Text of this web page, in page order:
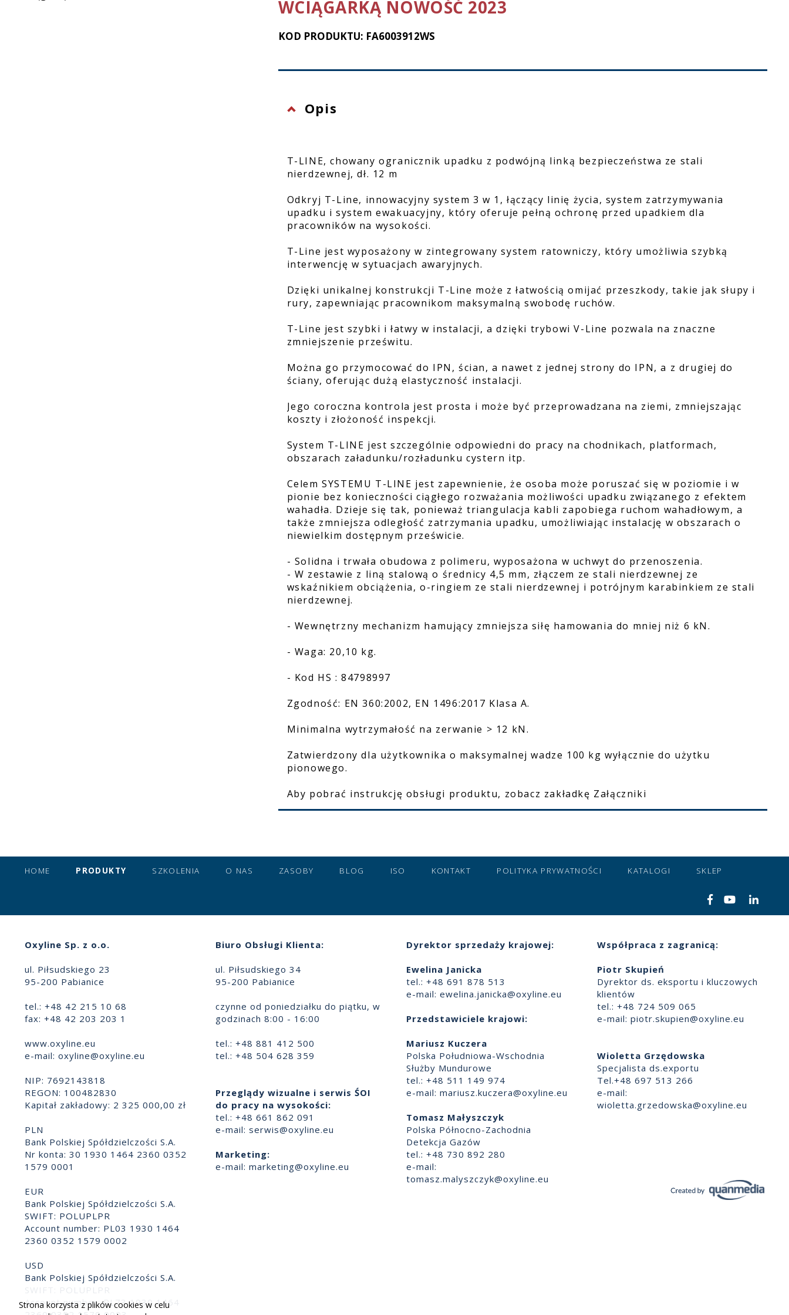
Ochrona twarzy
Rękawice ochronne
WCIĄGARKĄ NOWOŚĆ 2023
KOD PRODUKTU: FA6003912WS
Opis
T-LINE, chowany ogranicznik upadku z podwójną linką bezpieczeństwa ze stali
nierdzewnej, dł. 12 m
Odkryj T-Line, innowacyjny system 3 w 1, łączący linię życia, system zatrzymywania
upadku i system ewakuacyjny, który oferuje pełną ochronę przed upadkiem dla
pracowników na wysokości.
T-Line jest wyposażony w zintegrowany system ratowniczy, który umożliwia szybką
interwencję w sytuacjach awaryjnych.
Dzięki unikalnej konstrukcji T-Line może z łatwością omijać przeszkody, takie jak słupy i
rury, zapewniając pracownikom maksymalną swobodę ruchów.
T-Line jest szybki i łatwy w instalacji, a dzięki trybowi V-Line pozwala na znaczne
zmniejszenie prześwitu.
Można go przymocować do IPN, ścian, a nawet z jednej strony do IPN, a z drugiej do
ściany, oferując dużą elastyczność instalacji.
Jego coroczna kontrola jest prosta i może być przeprowadzana na ziemi, zmniejszając
koszty i złożoność inspekcji.
System T-LINE jest szczególnie odpowiedni do pracy na chodnikach, platformach,
obszarach załadunku/rozładunku cystern itp.
Celem SYSTEMU T-LINE jest zapewnienie, że osoba może poruszać się w poziomie i w
pionie bez konieczności ciągłego rozważania możliwości upadku związanego z efektem
wahadła. Dzieje się tak, ponieważ triangulacja kabli zapobiega ruchom wahadłowym, a
także zmniejsza odległość zatrzymania upadku, umożliwiając instalację w obszarach o
niewielkim dostępnym prześwicie.
- Solidna i trwała obudowa z polimeru, wyposażona w uchwyt do przenoszenia.
- W zestawie z liną stalową o średnicy 4,5 mm, złączem ze stali nierdzewnej ze
wskaźnikiem obciążenia, o-ringiem ze stali nierdzewnej i potrójnym karabinkiem ze stali
nierdzewnej.
- Wewnętrzny mechanizm hamujący zmniejsza siłę hamowania do mniej niż 6 kN.
- Waga: 20,10 kg.
- Kod HS : 84798997
Zgodność: EN 360:2002, EN 1496:2017 Klasa A.
Minimalna wytrzymałość na zerwanie > 12 kN.
Zatwierdzony dla użytkownika o maksymalnej wadze 100 kg wyłącznie do użytku
pionowego.
Aby pobrać instrukcję obsługi produktu, zobacz zakładkę Załączniki
HOME PRODUKTY SZKOLENIA O NAS ZASOBY BLOG ISO KONTAKT POLITYKA PRYWATNOŚCI KATALOGI SKLEP
Oxyline Sp. z o.o.
ul. Piłsudskiego 23
95-200 Pabianice
tel.: +48 42 215 10 68
fax: +48 42 203 203 1
www.oxyline.eu
e-mail: oxyline@oxyline.eu
NIP: 7692143818
REGON: 100482830
Kapitał zakładowy: 2 325 000,00 zł
PLN
Bank Polskiej Spółdzielczości S.A.
Nr konta: 30 1930 1464 2360 0352
1579 0001
EUR
Bank Polskiej Spółdzielczości S.A.
SWIFT: POLUPLPR
Account number: PL03 1930 1464
2360 0352 1579 0002
USD
Bank Polskiej Spółdzielczości S.A.
Account number: PL73 1930 1464
Biuro Obsługi Klienta:
ul. Piłsudskiego 34
95-200 Pabianice
czynne od poniedziałku do piątku, w
godzinach 8:00 - 16:00
tel.: +48 881 412 500
tel.: +48 504 628 359
Przeglądy wizualne i serwis ŚOI
do pracy na wysokości:
tel.: +48 661 862 091
e-mail: serwis@oxyline.eu
Marketing:
e-mail: marketing@oxyline.eu
Dyrektor sprzedaży krajowej:
Ewelina Janicka
tel.: +48 691 878 513
e-mail: ewelina.janicka@oxyline.eu
Przedstawiciele krajowi:
Mariusz Kuczera
Polska Południowa-Wschodnia
Służby Mundurowe
tel.: +48 511 149 974
e-mail: mariusz.kuczera@oxyline.eu
Tomasz Małyszczyk
Polska Północno-Zachodnia
Detekcja Gazów
tel.: +48 730 892 280
e-mail:
tomasz.malyszczyk@oxyline.eu
Współpraca z zagranicą:
Piotr Skupień
Dyrektor ds. eksportu i kluczowych
klientów
tel.: +48 724 509 065
e-mail: piotr.skupien@oxyline.eu
Wioletta Grzędowska
Specjalista ds.exportu
Tel.+48 697 513 266
e-mail:
wioletta.grzedowska@oxyline.eu
Strona korzysta z plików cookies w celu